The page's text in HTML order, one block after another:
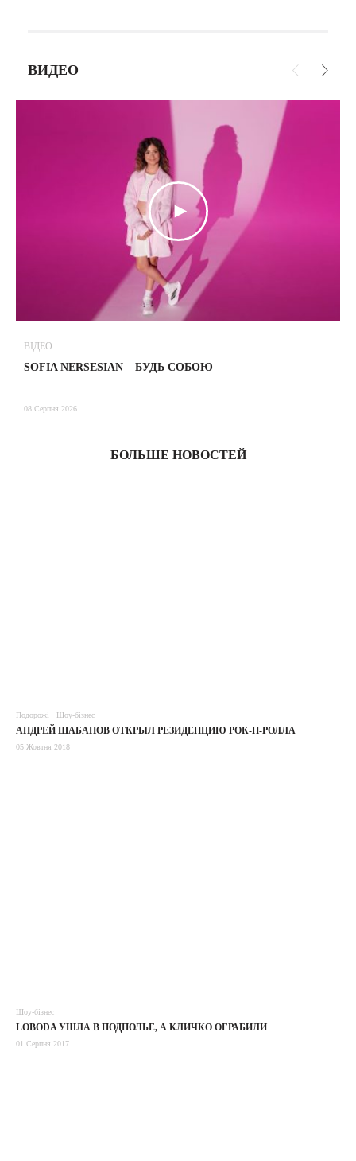
ВИДЕО
ВІДЕО
SOFIA NERSESIAN – БУДЬ СОБОЮ
08 Серпня 2026
БОЛЬШЕ НОВОСТЕЙ
Подорожі Шоу-бізнес
АНДРЕЙ ШАБАНОВ ОТКРЫЛ РЕЗИДЕНЦИЮ РОК-Н-РОЛЛА
05 Жовтня 2018
Шоу-бізнес
LOBODA УШЛА В ПОДПОЛЬЕ, А КЛИЧКО ОГРАБИЛИ
01 Серпня 2017